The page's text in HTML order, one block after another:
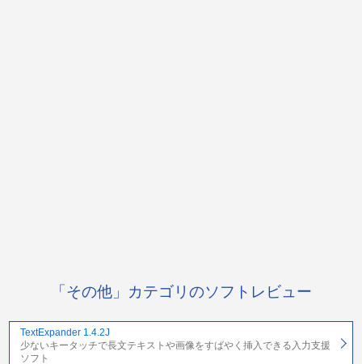
「その他」カテゴリのソフトレビュー
TextExpander 1.4.2J
少ないキータッチで長文テキストや画像をすばやく挿入できる入力支援
ソフト